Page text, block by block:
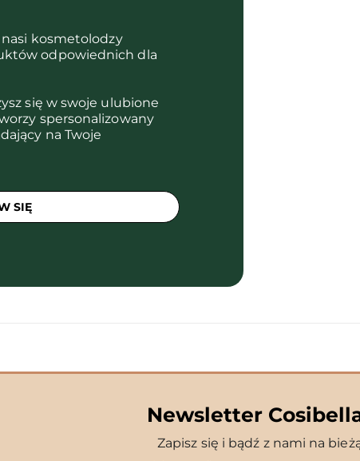
kosmetolodzy
odpowiednich dla
się w swoje ulubione
spersonalizowany
na Twoje
SIĘ
Newsletter
Zapisz się i bądź z nami na